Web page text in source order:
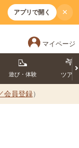
アプリで開く ×
マイページ
遊び・体験 ツアー
会員登録）